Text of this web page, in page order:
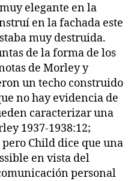
elegante en la
en la fachada este
muy destruida.
de la forma de los
de Morley y
un techo construido
no hay evidencia de
caracterizar una
1937-1938:12;
Child dice que una
en vista del
personal